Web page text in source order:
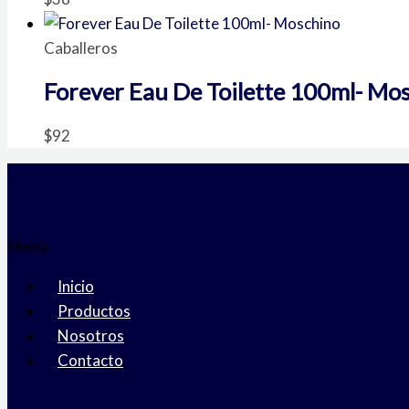
Caballeros
Forever Eau De Toilette 100ml-
$92
Menú
Inicio
Productos
Nosotros
Contacto